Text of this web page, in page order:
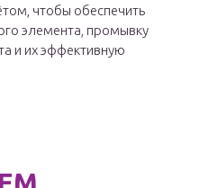
чтобы обеспечить
элемента, промывку
и их эффективную